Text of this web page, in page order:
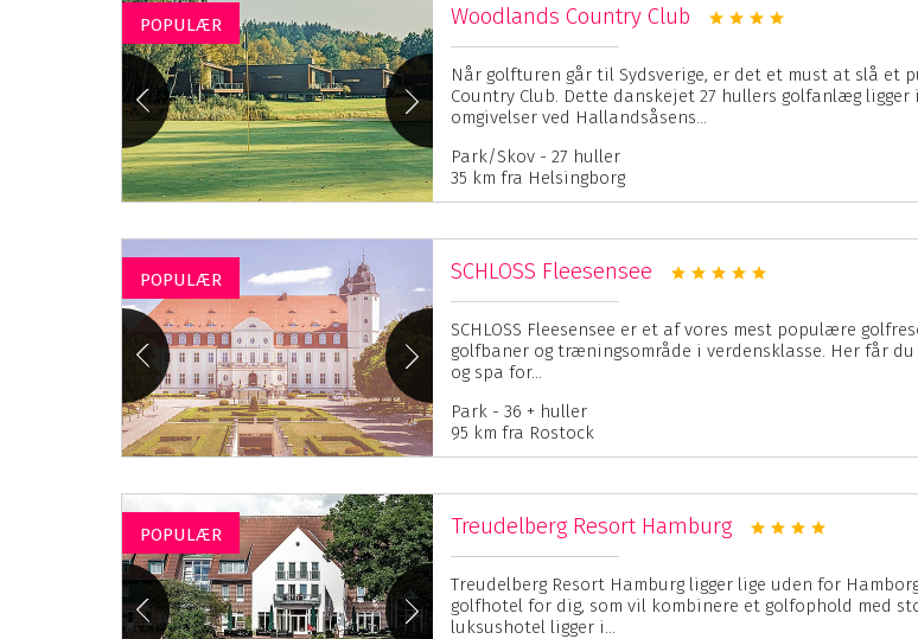
POPULÆR Woodlands Country Club
Når golfturen går til Sydsverige, er det et must at slå et
Country Club. Dette danskejet 27 hullers golfanlæg
omgivelser ved Hallandsåsens...
Park/Skov - 27 huller
35 km fra Helsingborg
POPULÆR SCHLOSS Fleesensee
SCHLOSS Fleesensee er et af vores mest populære
golfbaner og træningsområde i verdensklasse. Her får
og spa for...
Park - 36 + huller
95 km fra Rostock
POPULÆR Treudelberg Resort Hamburg
Treudelberg Resort Hamburg ligger lige uden for
golfhotel for dig, som vil kombinere et golfophold med
luksushotel ligger i...